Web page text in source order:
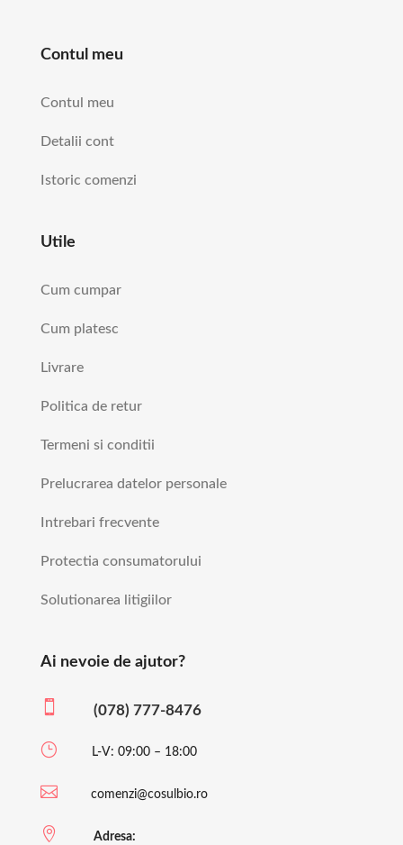
Contul meu
Contul meu
Detalii cont
Istoric comenzi
Utile
Cum cumpar
Cum platesc
Livrare
Politica de retur
Termeni si conditii
Prelucrarea datelor personale
Intrebari frecvente
Protectia consumatorului
Solutionarea litigiilor
Ai nevoie de ajutor?
 (078) 777-8476
} L-V: 09:00 – 18:00
 comenzi@cosulbio.ro
 Adresa: